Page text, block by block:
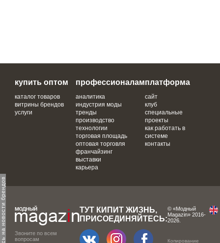
купить оптом
каталог товаров
витрины брендов
услуги
профессионалам
аналитика
индустрия моды
тренды
производство
технологии
торговая площадь
оптовая торговля
франчайзинг
выставки
карьера
платформа
сайт
клуб
специальные
проекты
как работать в
системе
контакты
Звоните по всем
вопросам
ТУТ КИПИТ ЖИЗНЬ,
ПРИСОЕДИНЯЙТЕСЬ:
© «Модный
Magazin» 2016-
2026.
Копирование